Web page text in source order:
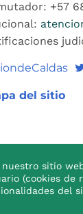
+57
del sitio
nuestro sitio
(cookies de
del